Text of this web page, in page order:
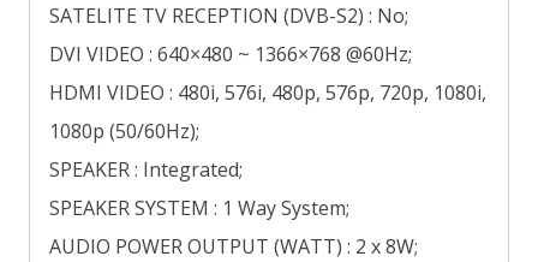
SATELITE TV RECEPTION (DVB-S2) : No;
DVI VIDEO : 640×480 ~ 1366×768 @60Hz;
HDMI VIDEO : 480i, 576i, 480p, 576p, 720p, 1080i,
1080p (50/60Hz);
SPEAKER : Integrated;
SPEAKER SYSTEM : 1 Way System;
AUDIO POWER OUTPUT (WATT) : 2 x 8W;